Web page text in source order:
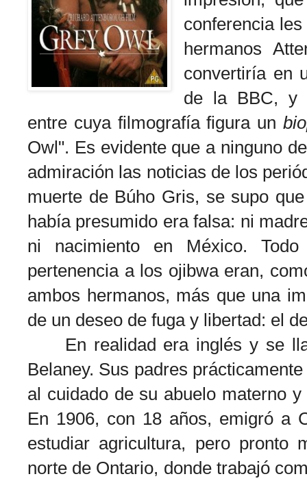
conferencia
hermanos
convertiría en
de la BBC, y
entre cuya filmografía figura un
Owl". Es evidente que a ninguno
admiración las noticias de los
muerte de Búho Gris, se supo
había presumido era falsa: ni
ni nacimiento en México.
pertenencia a los ojibwa eran,
ambos hermanos, más que una
de un deseo de fuga y libertad: el
En realidad era inglés y se
Belaney. Sus padres
al cuidado de su abuelo materno
En 1906, con 18 años, emigró a
estudiar agricultura, pero pronto
norte de Ontario, donde trabajó